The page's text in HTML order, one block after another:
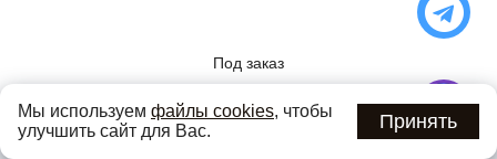
Под заказ
БРА Z510 SIGMA L2
Мы используем файлы cookies, чтобы
улучшить сайт для Вас.
Принять